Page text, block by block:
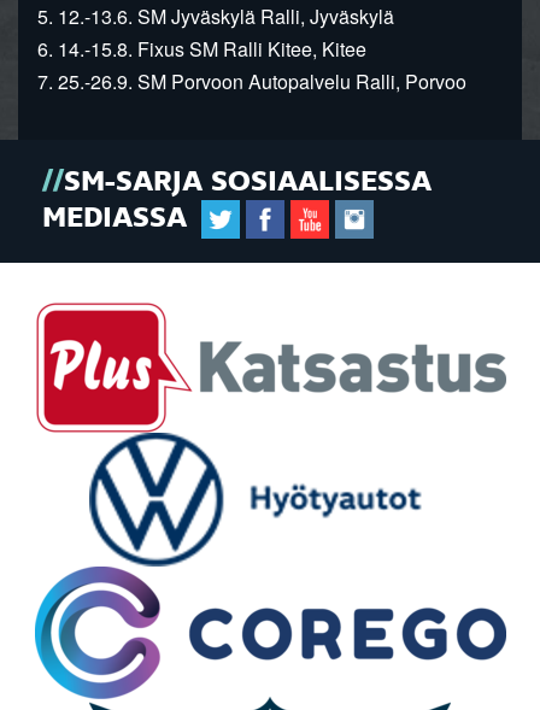
5. 12.-13.6. SM Jyväskylä Ralli, Jyväskylä
6. 14.-15.8. Fixus SM Ralli Kitee, Kitee
7. 25.-26.9. SM Porvoon Autopalvelu Ralli, Porvoo
SM-SARJA SOSIAALISESSA
MEDIASSA